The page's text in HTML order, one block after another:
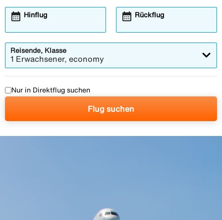
Hinflug
calendar_month Rückflug
calendar_month
Reisende, Klasse
1 Erwachsener, economy
Nur in Direktflug suchen
Flug suchen